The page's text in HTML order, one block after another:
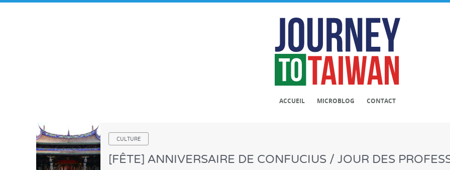
ACCUEIL MICROBLOG CONTACT
CULTURE
[FÊTE] ANNIVERSAIRE DE CONFUCIUS / JOUR DES